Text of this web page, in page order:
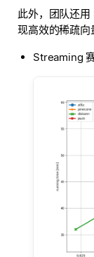
此外，团队还
现高效的稀疏向
Streaming